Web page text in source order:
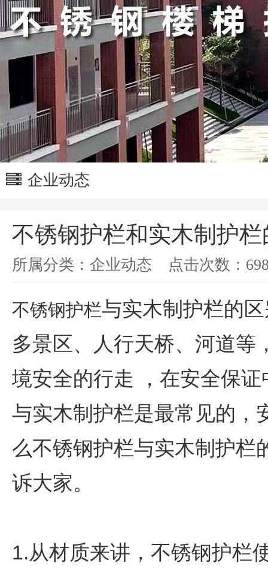
企业动态
不锈钢护栏和实木制护
所属分类： 企业动态 点击次数：
不锈钢护栏与实木制护栏的
多景区、人行天桥、河道等
境安全的行走 ，在安全保
与实木制护栏是最常见的，
么不锈钢护栏与实木制护栏
诉大家。
1.从材质来讲，不锈钢护栏